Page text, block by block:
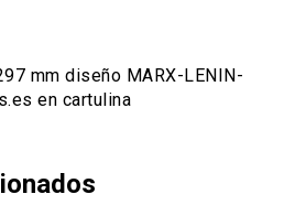
mm diseño MARX-LENIN-
en cartulina